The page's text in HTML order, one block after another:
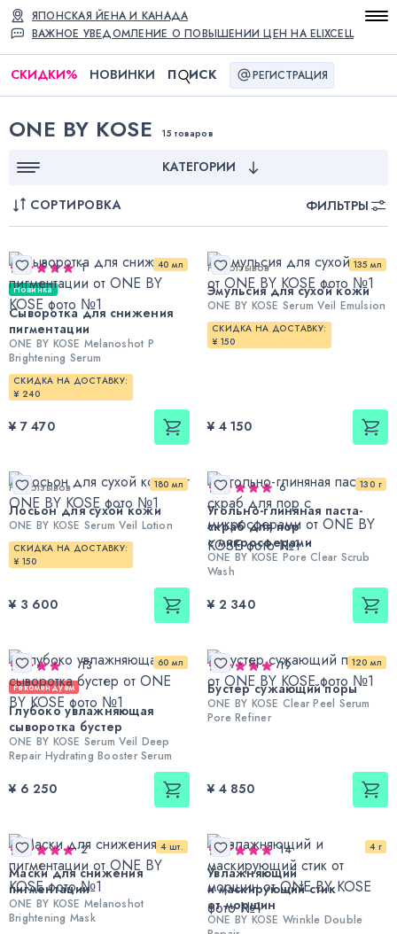
ВАЖНОЕ УВЕДОМЛЕНИЕ О ПОВЫШЕНИИ ЦЕН НА ELIXCELL
ЯПОНСКАЯ ЙЕНА И КАНАДА
СКИДКИ% НОВИНКИ П ИСК РЕГИСТРАЦИЯ
ONE BY KOSE 15 товаров
КАТЕГОРИИ
СОРТИРОВКА ФИЛЬТРЫ
40 мл
1
Новинка
Сыворотка для снижения
пигментации
ONE BY KOSE Melanoshot P
Brightening Serum
СКИДКА НА ДОСТАВКУ:
¥ 240
¥ 7 470
135 мл
Нет отзывов
Эмульсия для сухой кожи
ONE BY KOSE Serum Veil Emulsion
СКИДКА НА ДОСТАВКУ:
¥ 150
¥ 4 150
180 мл
Нет отзывов
Лосьон для сухой кожи
ONE BY KOSE Serum Veil Lotion
СКИДКА НА ДОСТАВКУ:
¥ 150
¥ 3 600
130 г
6
Угольно-глиняная паста-
скраб для пор
с микросферами
ONE BY KOSE Pore Clear Scrub
Wash
¥ 2 340
60 мл
13
Рекомендуем
Глубоко увлажняющая
сыворотка бустер
ONE BY KOSE Serum Veil Deep
Repair Hydrating Booster Serum
¥ 6 250
120 мл
19
Бустер сужающий поры
ONE BY KOSE Clear Peel Serum
Pore Refiner
¥ 4 850
4 шт.
2
Маски для снижения
пигментации
ONE BY KOSE Melanoshot
Brightening Mask
4 г
14
Увлажняющий
и маскирующий стик
от морщин
ONE BY KOSE Wrinkle Double